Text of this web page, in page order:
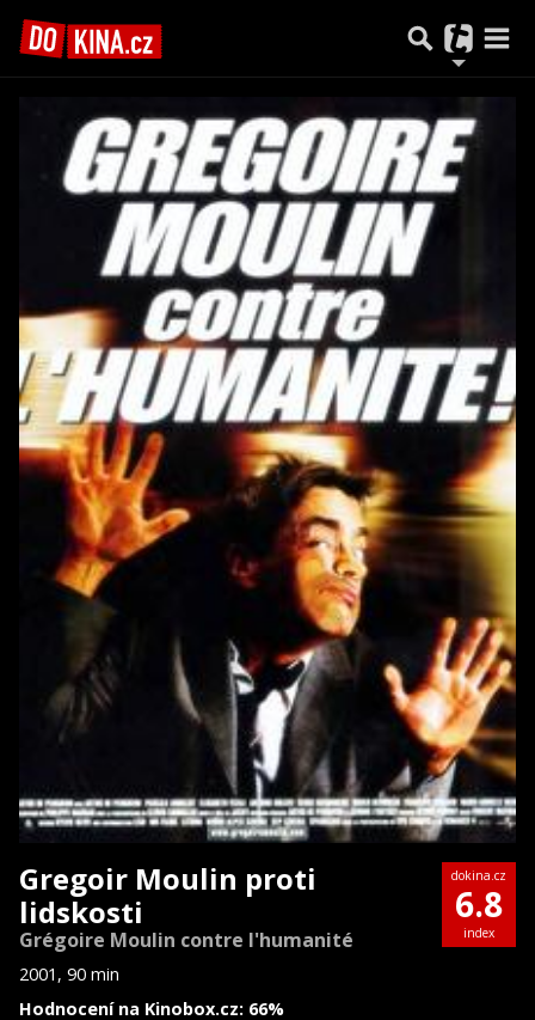
Gregoir Moulin proti
lidskosti
Grégoire Moulin contre l'humanité
2001, 90 min
Hodnocení na Kinobox.cz: 66%
dokina.cz
6.8
index